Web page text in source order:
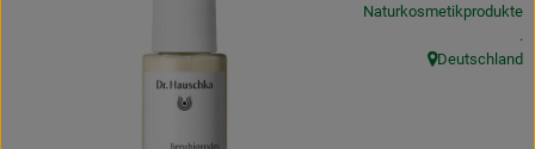
Kochen & Backen
, Verband:
Naturkosmetikprodukte
,
.
, Herkunft:
Deutschland